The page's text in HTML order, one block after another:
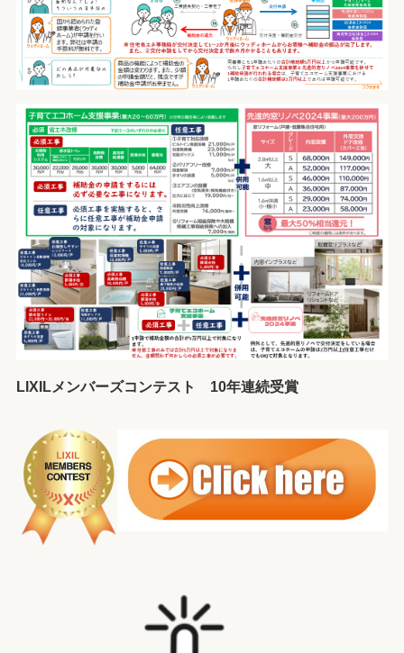
LIXILメンバーズコンテスト 10年連続受賞